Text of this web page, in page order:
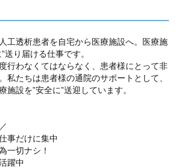
工透析患者を自宅から医療施設へ。医療施
送り届ける仕事です。
行わなくてはならなく、患者様にとって非
私たちは患者様の通院のサポートとして、
施設を”安全に”送迎しています。
事だけに集中
一切ナシ！
躍中